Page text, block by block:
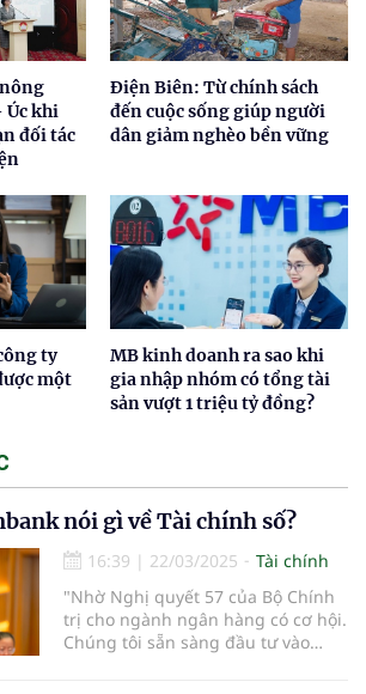
Úc khi
đối tác
Điện Biên: Từ chính sách
đến cuộc sống giúp người
dân giảm nghèo bền vững
ty
một
MB kinh doanh ra sao khi
gia nhập nhóm có tổng tài
sản vượt 1 triệu tỷ đồng?
nói gì về Tài chính số?
16:39 | 22/03/2025
Tài chính
"Nhờ Nghị quyết 57 của Bộ Chính
trị cho ngành ngân hàng có cơ hội.
Chúng tôi sẵn sàng đầu tư vào